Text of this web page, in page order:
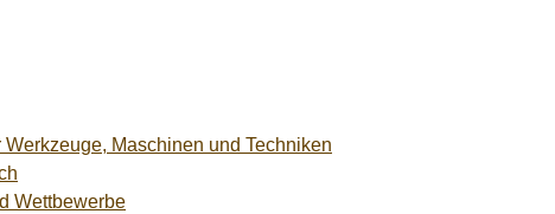
Werkzeuge, Maschinen und Techniken
Wettbewerbe